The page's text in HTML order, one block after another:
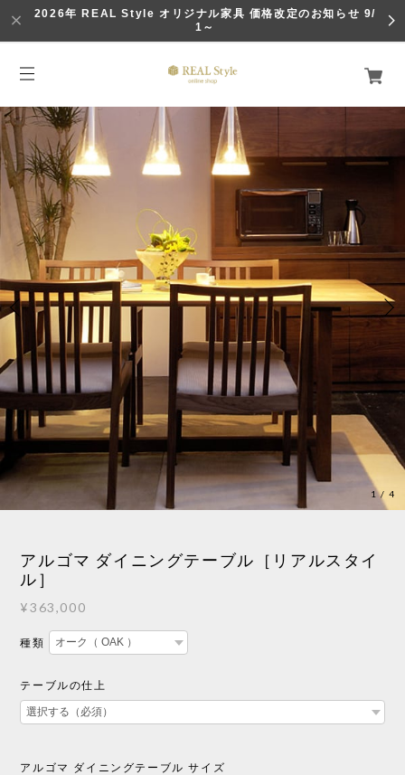
2026年 REAL Style オリジナル家具 価格改定のお知らせ 9/
1～
1/4
アルゴマ ダイニングテーブル［リアルスタイ
ル］
¥363,000
種類
テーブルの仕上
アルゴマ ダイニングテーブル サイズ